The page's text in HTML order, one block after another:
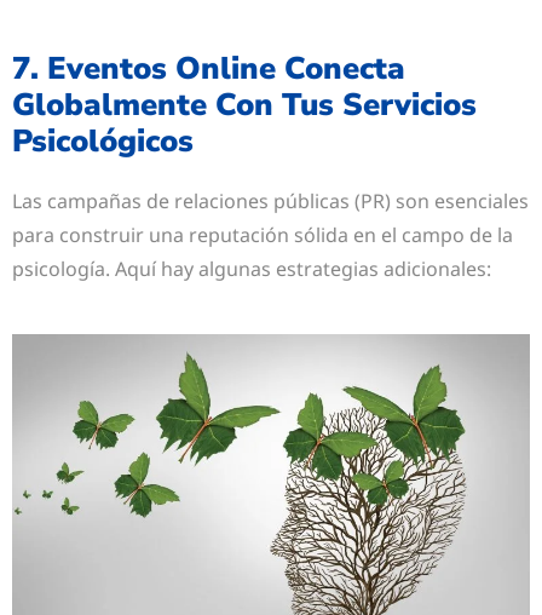
7. Eventos Online Conecta
Globalmente Con Tus Servicios
Psicológicos
Las campañas de relaciones públicas (PR) son esenciales
para construir una reputación sólida en el campo de la
psicología. Aquí hay algunas estrategias adicionales: